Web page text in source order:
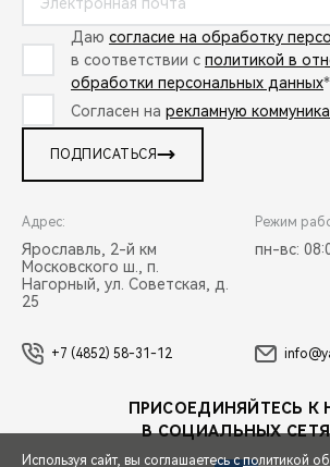
Даю согласие на обработку
в соответствии с политикой в
обработки персональных данных*
Согласен на рекламную
ПОДПИСАТЬСЯ
Адрес:
Ярославль, 2-й км
Московского ш., п.
Нагорный, ул. Советская, д.
25
Режим
пн-вс:
+7 (4852) 58-31-12
ПРИСОЕДИНЯЙТЕСЬ К
В СОЦИАЛЬНЫХ
Используя сайт, вы соглашаетесь сполитикой